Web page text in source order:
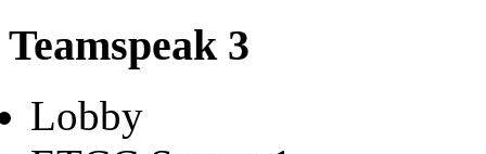
Teamspeak 3
Lobby